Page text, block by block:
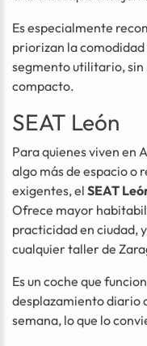
Es especialmente
priorizan la
segmento utilitario, sin
compacto.
SEAT León
Para quienes viven en
algo más de espacio o
exigentes, el SEAT
Ofrece mayor
practicidad en ciudad,
cualquier taller de
Es un coche que
desplazamiento diario
semana, lo que lo